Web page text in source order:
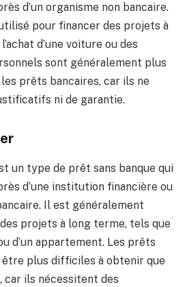
d’un organisme non bancaire.
pour financer des projets à
d’une voiture ou des
sont généralement plus
prêts bancaires, car ils ne
ni de garantie.
un type de prêt sans banque qui
d’une institution financière ou
Il est généralement
projets à long terme, tels que
d’un appartement. Les prêts
plus difficiles à obtenir que
car ils nécessitent des